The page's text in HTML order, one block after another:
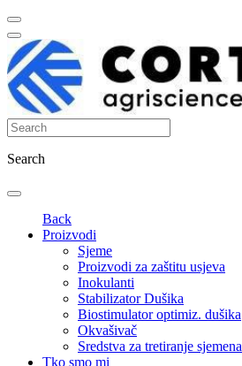
Search
Back
Proizvodi
Sjeme
Proizvodi za zaštitu usjeva
Inokulanti
Stabilizator Dušika
Biostimulator optimiz. dušika
Okvašivač
Sredstva za tretiranje sjemena
Tko smo mi